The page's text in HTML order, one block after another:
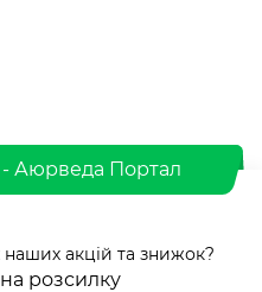
Аюрведа Портал
наших акцій та знижок?
розсилку